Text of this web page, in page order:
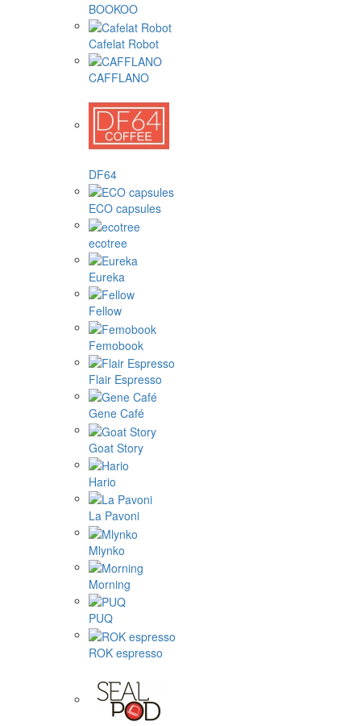
BOOKOO
Cafelat Robot
CAFFLANO
DF64
ECO capsules
ecotree
Eureka
Fellow
Femobook
Flair Espresso
Gene Café
Goat Story
Hario
La Pavoni
Mlynko
Morning
PUQ
ROK espresso